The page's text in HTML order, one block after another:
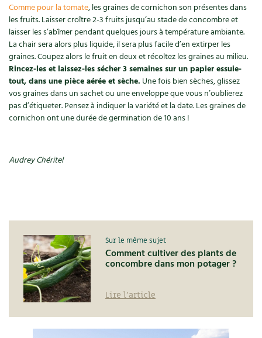
Comme pour la tomate, les graines de cornichon son présentes dans
les fruits. Laisser croître 2-3 fruits jusqu’au stade de concombre et
laisser les s’abîmer pendant quelques jours à température ambiante.
La chair sera alors plus liquide, il sera plus facile d’en extirper les
graines. Coupez alors le fruit en deux et récoltez les graines au milieu.
Rincez-les et laissez-les sécher 3 semaines sur un papier essuie-
tout, dans une pièce aérée et sèche. Une fois bien sèches, glissez
vos graines dans un sachet ou une enveloppe que vous n’oublierez
pas d’étiqueter. Pensez à indiquer la variété et la date. Les graines de
cornichon ont une durée de germination de 10 ans !
Audrey Chéritel
Sur le même sujet
Comment cultiver des plants de
concombre dans mon potager ?
Lire l'article